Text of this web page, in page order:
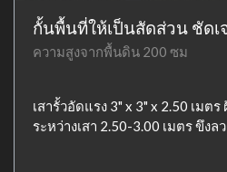
กั้นพื้นที่ให้เป็นสัดส่วน ชัดเ
ความสูงจากพื้นดิน 200 ซม
เสารั้วอัดแรง 3" x 3" x 2.50 เมต
ระหว่างเสา 2.50-3.00 เมตร ขึง